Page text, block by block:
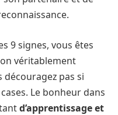
9 signes, vous êtes
véritablement
découragez pas si
Le bonheur dans
d’apprentissage et